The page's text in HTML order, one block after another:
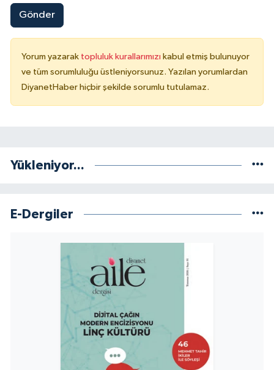
Gönder
Yorum yazarak topluluk kurallarımızı kabul etmiş bulunuyor
ve tüm sorumluluğu üstleniyorsunuz. Yazılan yorumlardan
DiyanetHaber hiçbir şekilde sorumlu tutulamaz.
Yükleniyor...
E-Dergiler
Manisa Müftülüğü
Mardin Müftülüğü
Mersin Müftülüğü
Nevşehir Müftülüğü
Ordu Müftülüğü
Osmaniye Müftülüğü
Rize Müftülüğü
Sakarya Müftülüğü
Samsun Müftülüğü